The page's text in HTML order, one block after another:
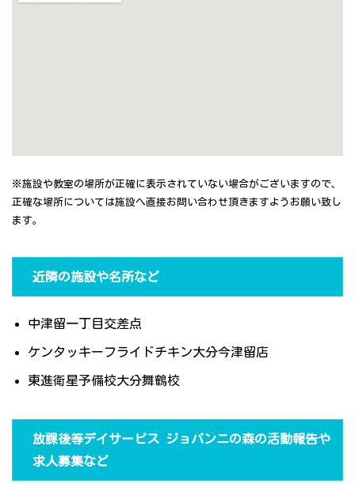
※施設や教室の場所が正確に表示されていない場合がございますので、
正確な場所については施設へ直接お問い合わせ頂きますようお願い致し
ます。
近隣の施設や名所など
中津留一丁目交差点
ケンタッキーフライドチキン大分今津留店
東進衛星予備校大分舞鶴校
放課後等デイサービス ジョバンニの森の活動報告や
求人募集など